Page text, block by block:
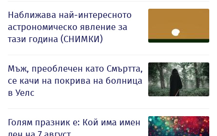
Наближава най-интересното
астрономическо явление за
тази година (СНИМКИ)
Мъж, преоблечен като Смъртта,
се качи на покрива на болница
в Уелс
Голям празник е: Кой има имен